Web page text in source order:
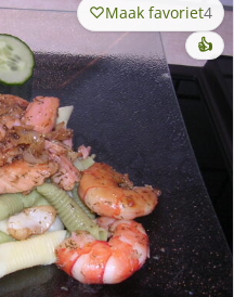
Maak favoriet4
👍